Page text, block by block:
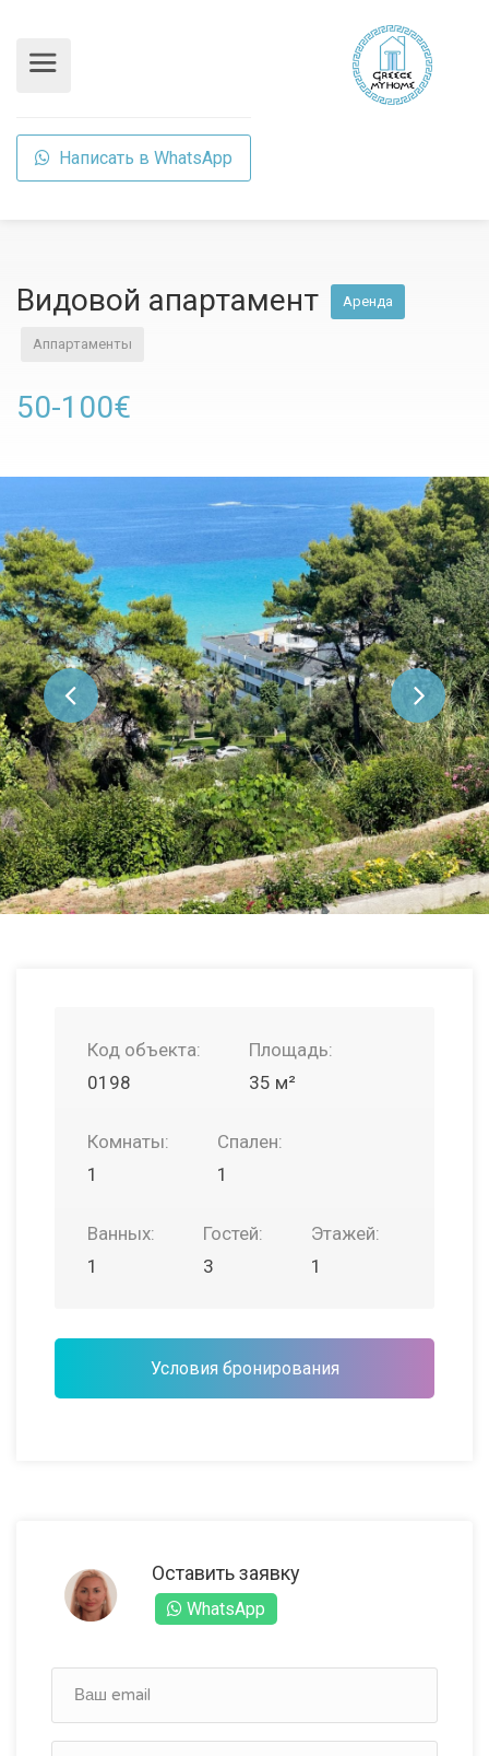
Написать в WhatsApp
Видовой апартамент Аренда
Аппартаменты
50-100€
Код объекта:
0198
Площадь:
35 м²
Комнаты:
1
Спален:
1
Ванных:
1
Гостей:
3
Этажей:
1
Условия бронирования
Оставить заявку
WhatsApp